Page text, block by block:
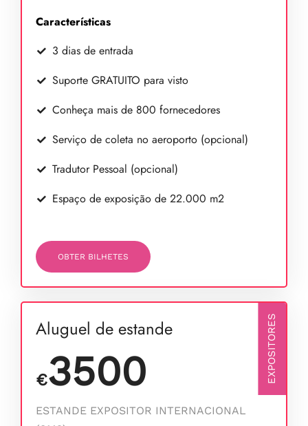
Características
3 dias de entrada
Suporte GRATUITO para visto
Conheça mais de 800 fornecedores
Serviço de coleta no aeroporto (opcional)
Tradutor Pessoal (opcional)
Espaço de exposição de 22.000 m2
OBTER BILHETES
EXPOSITORES
Aluguel de estande
€3500
ESTANDE EXPOSITOR INTERNACIONAL